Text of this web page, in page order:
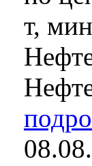
т,